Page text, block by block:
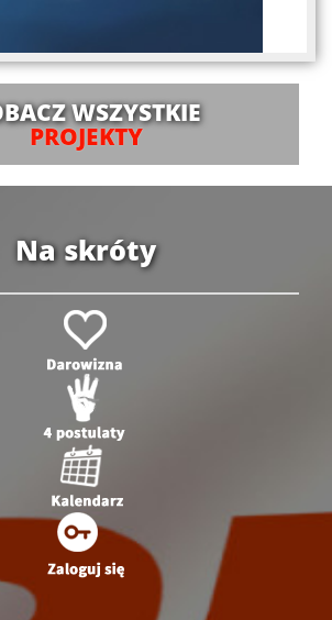
WSZYSTKIE
PROJEKTY
Na skróty